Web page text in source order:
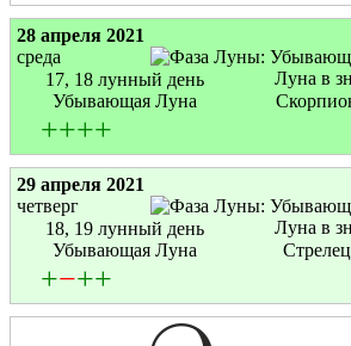
28 апреля 2021
среда
17, 18 лунный день
Убывающая Луна
Луна в
++++
29 апреля 2021
четверг
18, 19 лунный день
Убывающая Луна
Луна в
+−++